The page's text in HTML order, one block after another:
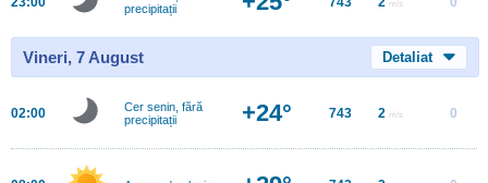
precipitații
m/s
Vineri, 7 August Detaliat
02:00
Cer senin, fără
precipitații
+24° 743 2 m/s 0